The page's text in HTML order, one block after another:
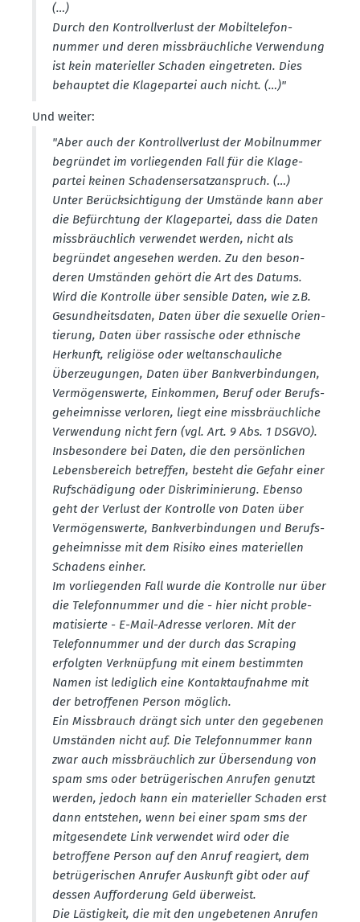
(…)
Durch den Kontroll­verlust der Mobil­te­le­fon­
nummer und deren missbräuch­liche Verwendung
ist kein materi­eller Schaden einge­treten. Dies
behauptet die Klage­partei auch nicht. (…)"
Und weiter:
"Aber auch der Kontroll­verlust der Mobil­nummer
begründet im vorlie­genden Fall für die Klage­
partei keinen Schadens­er­satz­an­spruch. (…)
Unter Berück­sich­tigung der Umstände kann aber
die Befürchtung der Klage­partei, dass die Daten
missbräuchlich verwendet werden, nicht als
begründet angesehen werden. Zu den beson­
deren Umständen gehört die Art des Datums.
Wird die Kontrolle über sensible Daten, wie z.B.
Gesund­heits­daten, Daten über die sexuelle Orien­
tierung, Daten über rassische oder ethnische
Herkunft, religiöse oder weltan­schau­liche
Überzeu­gungen, Daten über Bankver­bin­dungen,
Vermö­gens­werte, Einkommen, Beruf oder Berufs­
ge­heim­nisse verloren, liegt eine missbräuch­liche
Verwendung nicht fern (vgl. Art. 9 Abs. 1 DSGVO).
Insbe­sondere bei Daten, die den persön­lichen
Lebens­be­reich betreffen, besteht die Gefahr einer
Rufschä­digung oder Diskri­mi­nierung. Ebenso
geht der Verlust der Kontrolle von Daten über
Vermö­gens­werte, Bankver­bin­dungen und Berufs­
ge­heim­nisse mit dem Risiko eines materi­ellen
Schadens einher.
Im vorlie­genden Fall wurde die Kontrolle nur über
die Telefon­nummer und die - hier nicht proble­
ma­ti­sierte - E-Mail-Adresse verloren. Mit der
Telefon­nummer und der durch das Scraping
erfolgten Verknüpfung mit einem bestimmten
Namen ist lediglich eine Kontakt­auf­nahme mit
der betrof­fenen Person möglich.
Ein Missbrauch drängt sich unter den gegebenen
Umständen nicht auf. Die Telefon­nummer kann
zwar auch missbräuchlich zur Übersendung von
spam sms oder betrü­ge­ri­schen Anrufen genutzt
werden, jedoch kann ein materi­eller Schaden erst
dann entstehen, wenn bei einer spam sms der
mitge­sendete Link verwendet wird oder die
betroffene Person auf den Anruf reagiert, dem
betrü­ge­ri­schen Anrufer Auskunft gibt oder auf
dessen Auffor­derung Geld überweist.
Die Lästigkeit, die mit den ungebe­tenen Anrufen